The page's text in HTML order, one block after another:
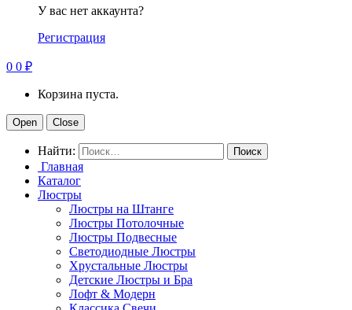
У вас нет аккаунта?
Регистрация
0 0 ₽
Корзина пуста.
Open Close
Найти:
Главная
Каталог
Люстры
Люстры на Штанге
Люстры Потолочные
Люстры Подвесные
Светодиодные Люстры
Хрустальные Люстры
Детские Люстры и Бра
Лофт & Модерн